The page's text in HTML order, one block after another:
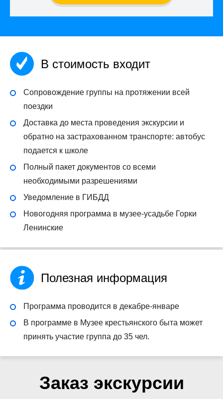
В стоимость входит
Сопровождение группы на протяжении всей
поездки
Доставка до места проведения экскурсии и
обратно на застрахованном транспорте: автобус
подается к школе
Полный пакет документов со всеми
необходимыми разрешениями
Уведомление в ГИБДД
Новогодняя программа в музее-усадьбе Горки
Ленинские
Полезная информация
Программа проводится в декабре-январе
В программе в Музее крестьянского быта может
принять участие группа до 35 чел.
Заказ экскурсии